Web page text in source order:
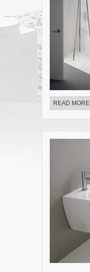
READ MORE